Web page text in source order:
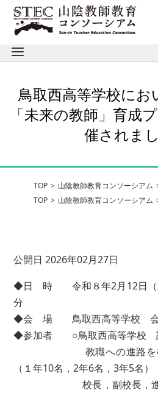
鳥取西高等学校にお
「未来の教師」育成
催されまし
TOP 山陰教師教育コンソーシアム
TOP 山陰教師教育コンソーシアム
公開日 2026年02月27日
◆日 時 令和８年2月12日（
分
◆会 場 鳥取西高等学校 会
◆参加者 ○鳥取西高等学校
教職への進路を検討
（１年10名，2年6名，3年5名）
校長，副校長，進路